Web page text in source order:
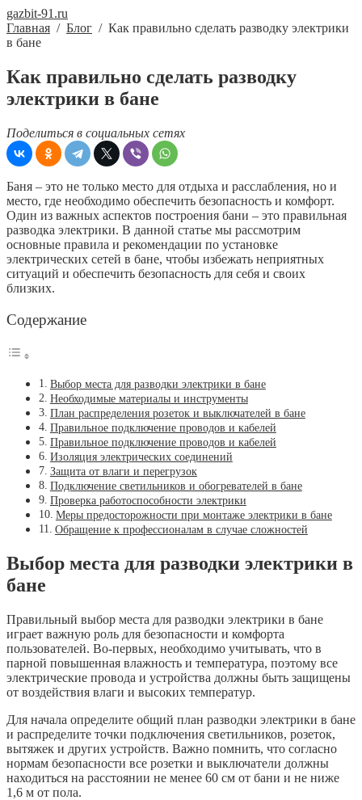
gazbit-91.ru
Главная / Блог / Как правильно сделать разводку электрики
в бане
Как правильно сделать разводку
электрики в бане
Поделиться в социальных сетях
Баня – это не только место для отдыха и расслабления, но и
место, где необходимо обеспечить безопасность и комфорт.
Один из важных аспектов построения бани – это правильная
разводка электрики. В данной статье мы рассмотрим
основные правила и рекомендации по установке
электрических сетей в бане, чтобы избежать неприятных
ситуаций и обеспечить безопасность для себя и своих
близких.
Содержание
Выбор места для разводки электрики в бане
Необходимые материалы и инструменты
План распределения розеток и выключателей в бане
Правильное подключение проводов и кабелей
Правильное подключение проводов и кабелей
Изоляция электрических соединений
Защита от влаги и перегрузок
Подключение светильников и обогревателей в бане
Проверка работоспособности электрики
Меры предосторожности при монтаже электрики в бане
Обращение к профессионалам в случае сложностей
Выбор места для разводки электрики в
бане
Правильный выбор места для разводки электрики в бане
играет важную роль для безопасности и комфорта
пользователей. Во-первых, необходимо учитывать, что в
парной повышенная влажность и температура, поэтому все
электрические провода и устройства должны быть защищены
от воздействия влаги и высоких температур.
Для начала определите общий план разводки электрики в бане
и распределите точки подключения светильников, розеток,
вытяжек и других устройств. Важно помнить, что согласно
нормам безопасности все розетки и выключатели должны
находиться на расстоянии не менее 60 см от бани и не ниже
1,6 м от пола.